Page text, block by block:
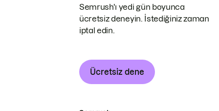
Semrush'ı yedi gün boyunca
ücretsiz deneyin. İstediğiniz zaman
iptal edin.
Ücretsiz dene